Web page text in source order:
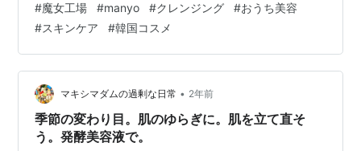
2025年7月現在 タイプ：オイル 金木犀ver. 通常タイプの
香りのほうが好み… ✓おすすめポイント ・軽めのテクス
チャ！ どちらかといえばサラッと系のオイル。 わたしは
ダブル洗顔必須派だけどこのオイルは肌質でする・しな
いを選べて幅広い肌質で使える。 植物性オイル…
#魔女工場 #manyo #クレンジング #おうち美容
#スキンケア #韓国コスメ
マキシマダムの過剰な日常 • 2年前
季節の変わり目。肌のゆらぎに。肌を立て直そ
う。発酵美容液で。